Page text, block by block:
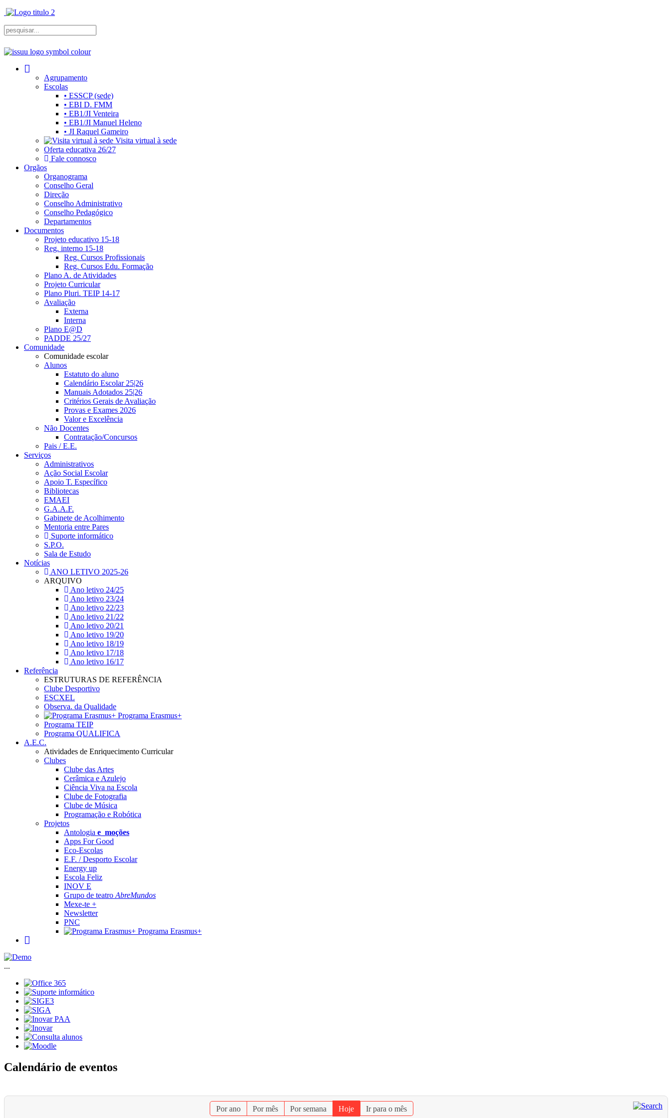
Agrupamento
Escolas
• ESSCP (sede)
• EBI D. FMM
• EB1/JI Venteira
• EB1/JI Manuel Heleno
• JI Raquel Gameiro
Visita virtual à sede
Oferta educativa 26/27
Fale connosco
Orgãos
Organograma
Conselho Geral
Direção
Conselho Administrativo
Conselho Pedagógico
Departamentos
Documentos
Projeto educativo 15-18
Reg. interno 15-18
Reg. Cursos Profissionais
Reg. Cursos Edu. Formação
Plano A. de Atividades
Projeto Curricular
Plano Pluri. TEIP 14-17
Avaliação
Externa
Interna
Plano E@D
PADDE 25/27
Comunidade
Comunidade escolar
Alunos
Estatuto do aluno
Calendário Escolar 25|26
Manuais Adotados 25|26
Critérios Gerais de Avaliação
Provas e Exames 2026
Valor e Excelência
Não Docentes
Contratação/Concursos
Pais / E.E.
Serviços
Administrativos
Ação Social Escolar
Apoio T. Específico
Bibliotecas
EMAEI
G.A.A.F.
Gabinete de Acolhimento
Mentoria entre Pares
Suporte informático
S.P.O.
Sala de Estudo
Notícias
ANO LETIVO 2025-26
ARQUIVO
Ano letivo 24/25
Ano letivo 23/24
Ano letivo 22/23
Ano letivo 21/22
Ano letivo 20/21
Ano letivo 19/20
Ano letivo 18/19
Ano letivo 17/18
Ano letivo 16/17
Referência
ESTRUTURAS DE REFERÊNCIA
Clube Desportivo
ESCXEL
Observa. da Qualidade
Programa Erasmus+
Programa TEIP
Programa QUALIFICA
A.E.C.
Atividades de Enriquecimento Curricular
Clubes
Clube das Artes
Cerâmica e Azulejo
Ciência Viva na Escola
Clube de Fotografia
Clube de Música
Programação e Robótica
Projetos
Antologia e_moções
Apps For Good
Eco-Escolas
E.F. / Desporto Escolar
Energy up
Escola Feliz
INOV E
Grupo de teatro AbreMundos
Mexe-te +
Newsletter
PNC
Programa Erasmus+
...
Calendário de eventos
Por ano Por mês Por semana Hoje Ir para o mês